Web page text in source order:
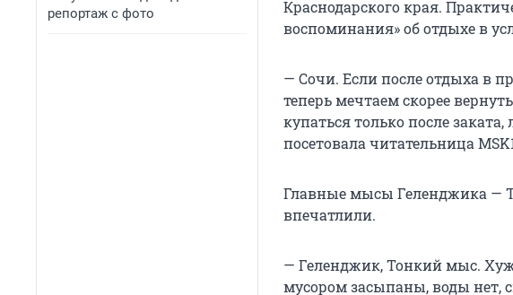
репортаж с фото
Краснодарского края.
воспоминания» об отдыхе в
— Сочи. Если после отдыха в
теперь мечтаем скорее
купаться только после
посетовала читательница
Главные мысы Геленджика —
впечатлили.
— Геленджик, Тонкий мыс.
мусором засыпаны, воды нет,